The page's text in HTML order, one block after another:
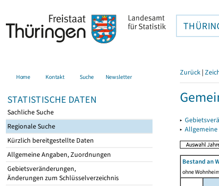
Home Kontakt Suche Newsletter
STATISTISCHE DATEN
Sachliche Suche
Regionale Suche
Kürzlich bereitgestellte Daten
Allgemeine Angaben, Zuordnungen
Gebietsveränderungen,
Änderungen zum Schlüsselverzeichnis
Zurück |
▸
▸
Bestand an
ohne